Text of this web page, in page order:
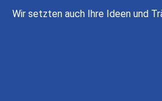
Wir setzten auch Ihre Ideen und